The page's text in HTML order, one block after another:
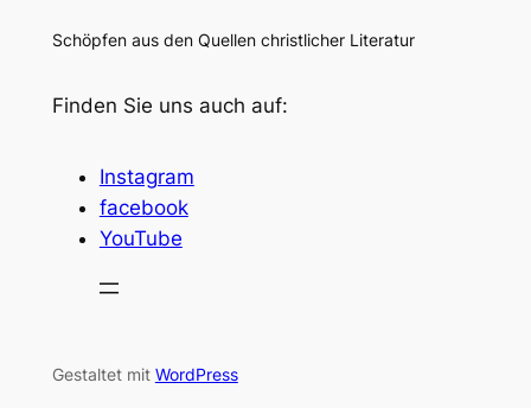
Schöpfen aus den Quellen christlicher Literatur
Finden Sie uns auch auf:
Instagram
facebook
YouTube
Gestaltet mit WordPress